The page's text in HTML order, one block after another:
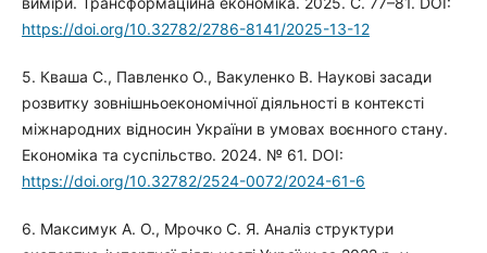
https://doi.org/10.32782/2786-8141/2025-13-12
5. Кваша С., Павленко О., Вакуленко В. Наукові засади
розвитку зовнішньоекономічної діяльності в контексті
міжнародних відносин України в умовах воєнного стану.
Економіка та суспільство. 2024. № 61. DOI:
https://doi.org/10.32782/2524-0072/2024-61-6
6. Максимук А. О., Мрочко С. Я. Аналіз структури